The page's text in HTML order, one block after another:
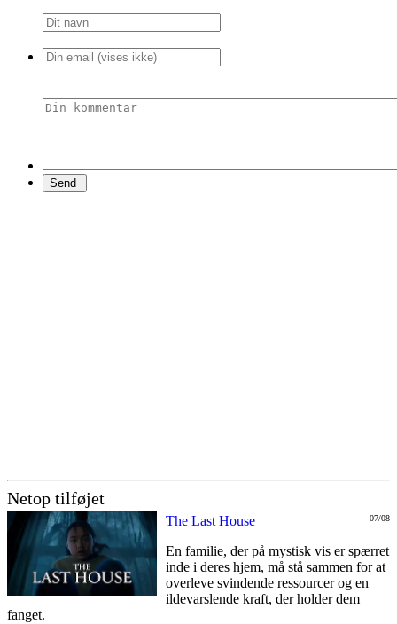
Netop tilføjet
07/08
The Last House
En familie, der på mystisk vis er spærret
inde i deres hjem, må stå sammen for at
overleve svindende ressourcer og en
ildevarslende kraft, der holder dem
fanget.